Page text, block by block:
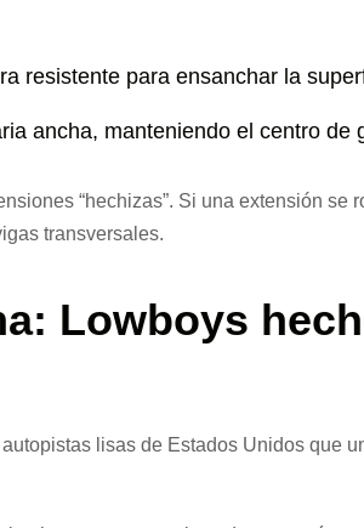
resistente para ensanchar la
ancha, manteniendo el centro de
“hechizas”. Si una extensión
transversales.
Lowboys
lisas de Estados Unidos que